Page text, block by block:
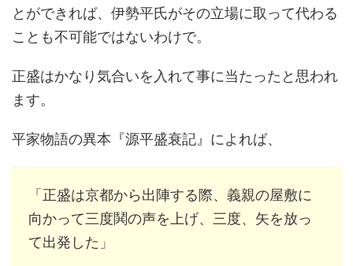
とができれば、伊勢平氏がその立場に取って代わる
ことも不可能ではないわけで。
正盛はかなり気合いを入れて事に当たったと思われ
ます。
平家物語の異本『源平盛衰記』によれば、
「正盛は京都から出陣する際、義親の屋敷に
向かって三度鬨の声を上げ、三度、矢を放っ
て出発した」